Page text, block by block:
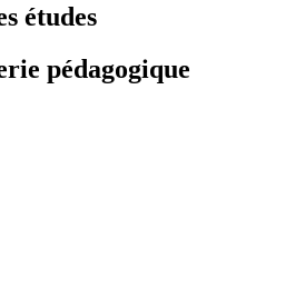
études
pédagogique